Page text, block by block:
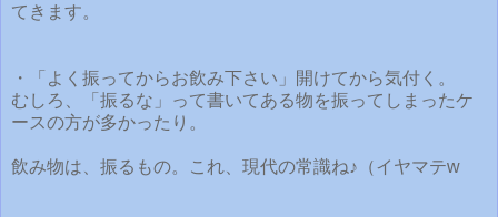
てきます。
・「よく振ってからお飲み下さい」開けてから気付く。
むしろ、「振るな」って書いてある物を振ってしまったケ
ースの方が多かったり。
飲み物は、振るもの。これ、現代の常識ね♪（イヤマテw